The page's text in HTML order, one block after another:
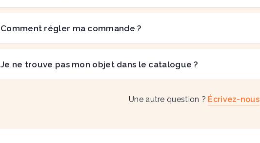
Comment régler ma commande ?
Je ne trouve pas mon objet dans le catalogue ?
Une autre question ? Écrivez-nous